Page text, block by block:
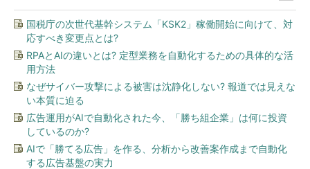
国税庁の次世代基幹システム「KSK2」稼働開始に向けて、対
応すべき変更点とは?
RPAとAIの違いとは? 定型業務を自動化するための具体的な活
用方法
なぜサイバー攻撃による被害は沈静化しない? 報道では見えな
い本質に迫る
広告運用がAIで自動化された今、「勝ち組企業」は何に投資
しているのか?
AIで「勝てる広告」を作る、分析から改善案作成まで自動化
する広告基盤の実力